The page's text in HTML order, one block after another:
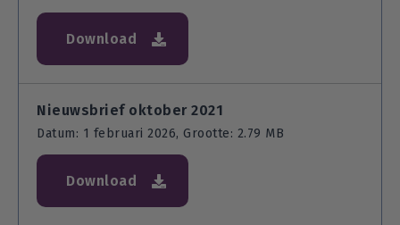
Download
Nieuwsbrief oktober 2021
Datum: 1 februari 2026, Grootte: 2.79 MB
Download